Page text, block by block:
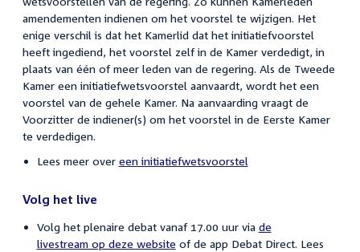
amendementen indienen om het voorstel te wijzigen. Het
enige verschil is dat het Kamerlid dat het initiatiefvoorstel
heeft ingediend, het voorstel zelf in de Kamer verdedigt, in
plaats van één of meer leden van de regering. Als de Tweede
Kamer een initiatiefwetsvoorstel aanvaardt, wordt het een
voorstel van de gehele Kamer. Na aanvaarding vraagt de
Voorzitter de indiener(s) om het voorstel in de Eerste Kamer
te verdedigen.
Lees meer over een initiatiefwetsvoorstel
Volg het live
Volg het plenaire debat vanaf 17.00 uur via de
livestream op deze websiteof de app Debat Direct. Lees